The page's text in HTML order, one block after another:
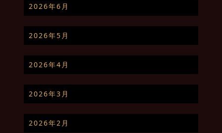
2026年6月
2026年5月
2026年4月
2026年3月
2026年2月